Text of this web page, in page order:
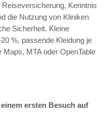
Kenntnis
die Nutzung von Kliniken
Sicherheit. Kleine
%, passende Kleidung je
MTA oder OpenTable
ersten Besuch auf